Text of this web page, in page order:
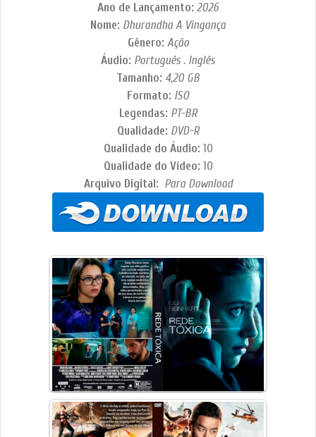
Ano de Lançamento: 2026
Nome: Dhurandha A Vingança
Gênero: Ação
Áudio: Português . Inglês
Tamanho: 4,20 GB
Formato: ISO
Legendas: PT-BR
Qualidade: DVD-R
Qualidade do Áudio: 10
Qualidade do Vídeo: 10
Arquivo Digital: Para Download